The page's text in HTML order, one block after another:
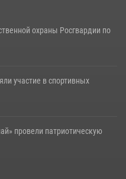
охраны Росгвардии по
участие в спортивных
провели патриотическую